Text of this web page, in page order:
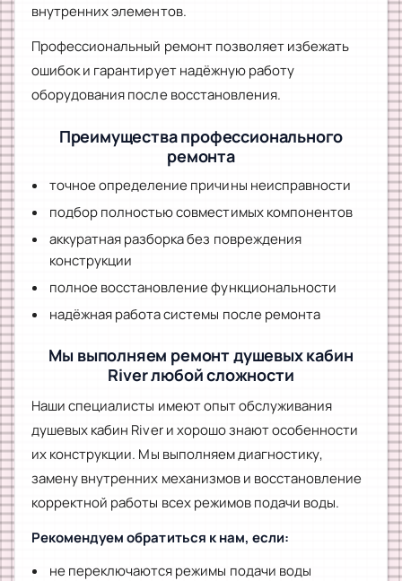
внутренних элементов.
Профессиональный ремонт позволяет избежать
ошибок и гарантирует надёжную работу
оборудования после восстановления.
Преимущества профессионального
ремонта
точное определение причины неисправности
подбор полностью совместимых компонентов
аккуратная разборка без повреждения
конструкции
полное восстановление функциональности
надёжная работа системы после ремонта
Мы выполняем ремонт душевых кабин
River любой сложности
Наши специалисты имеют опыт обслуживания
душевых кабин River и хорошо знают особенности
их конструкции. Мы выполняем диагностику,
замену внутренних механизмов и восстановление
корректной работы всех режимов подачи воды.
Рекомендуем обратиться к нам, если:
не переключаются режимы подачи воды